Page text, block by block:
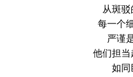
从斑驳
每一个
严谨
他们担当
如同